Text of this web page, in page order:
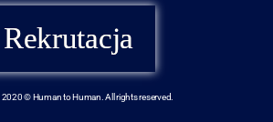
Rekrutacja
© Human to Human. All rights reserved.